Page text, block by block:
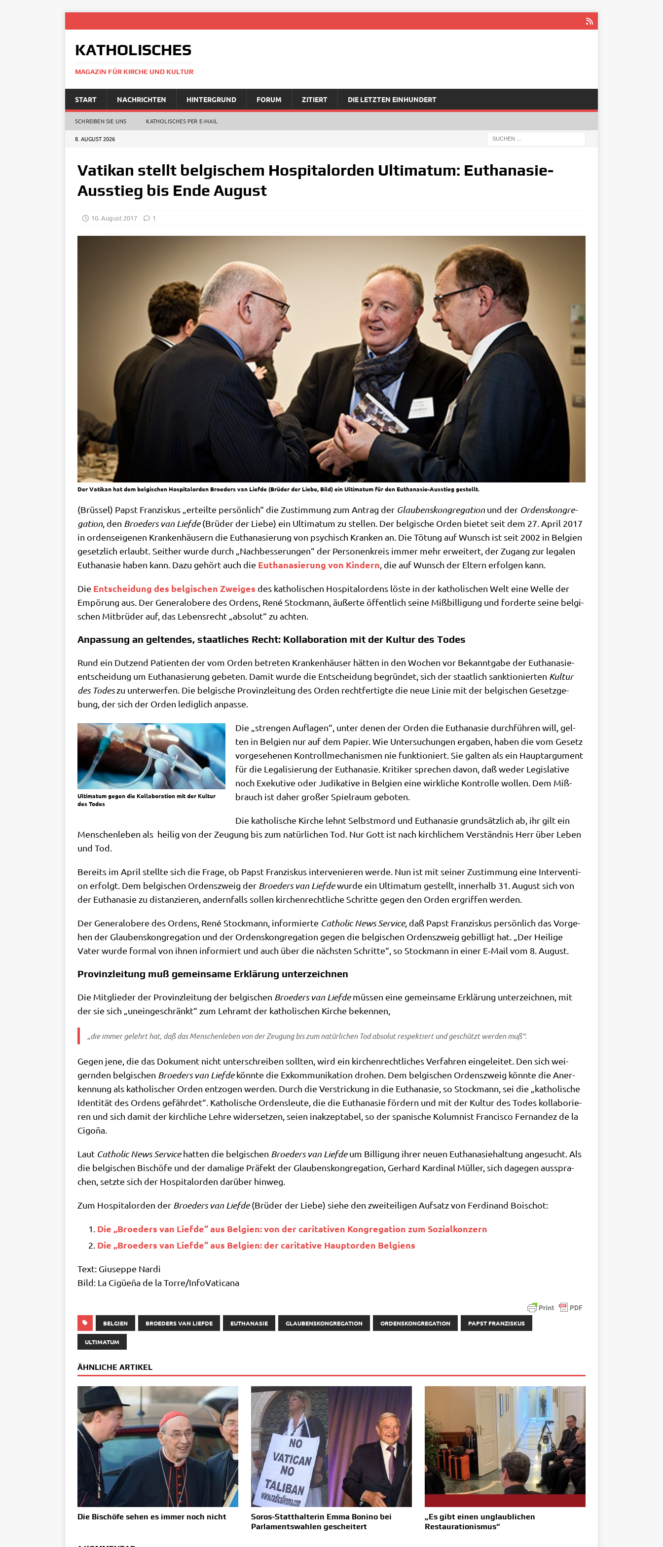
KATHOLISCHES
MAGAZIN FÜR KIRCHE UND KULTUR
START NACHRICHTEN HINTERGRUND FORUM ZITIERT DIE LETZTEN EINHUNDERT
SCHREIBEN SIE UNS KATHOLISCHES PER E‑MAIL
8. AUGUST 2026
Vatikan stellt belgischem Hospitalorden Ultimatum: Euthanasie-
Ausstieg bis Ende August
10. August 2017 1
Der Vatikan hat dem belgischen Hospitalorden Broeders van Liefde (Brüder der Liebe, Bild) ein Ultimatum für den Euthanasie-Ausstieg gestellt.
(Brüs­sel) Papst Fran­zis­kus „erteil­te per­sön­lich“ die Zustim­mung zum Antrag der Glau­bens­kon­gre­ga­ti­on und der Ordens­kon­gre­
ga­ti­on , den Broe­ders van Lief­de(Brü­der der Lie­be) ein Ulti­ma­tum zu stel­len. Der bel­gi­sche Orden bie­tet seit dem 27. April 2017
in ordens­ei­ge­nen Kran­ken­häu­sern die Eutha­na­sie­rung von psy­chisch Kran­ken an. Die Tötung auf Wunsch ist seit 2002 in Bel­gi­en
gesetz­lich erlaubt. Seit­her wur­de durch „Nach­bes­se­run­gen“ der Per­so­nen­kreis immer mehr erwei­tert, der Zugang zur lega­len
Eutha­na­sie haben kann. Dazu gehört auch die Eutha­na­sie­rung von Kin­dern , die auf Wunsch der Eltern erfol­gen kann.
Die Ent­schei­dung des bel­gi­schen Zwei­ges des katho­li­schen Hos­pi­tal­or­dens löste in der katho­li­schen Welt eine Wel­le der
Empö­rung aus. Der Gene­ral­obe­re des Ordens, René Stock­mann, äußer­te öffent­lich sei­ne Miß­bil­li­gung und for­der­te sei­ne bel­gi­
schen Mit­brü­der auf, das Lebens­recht „abso­lut“ zu achten.
Anpassung an geltendes, staatliches Recht: Kollaboration mit der Kultur des Todes
Rund ein Dut­zend Pati­en­ten der vom Orden betre­ten Kran­ken­häu­ser hät­ten in den Wochen vor Bekannt­ga­be der Eutha­na­sie­
ent­schei­dung um Eutha­na­sie­rung gebe­ten. Damit wur­de die Ent­schei­dung begrün­det, sich der staat­lich sank­tio­nier­ten Kul­tur
des Todeszu unter­wer­fen. Die bel­gi­sche Pro­vinz­lei­tung des Orden recht­fer­tig­te die neue Linie mit der bel­gi­schen Gesetz­ge­
bung, der sich der Orden ledig­lich anpasse.
Ulti­ma­tum gegen die Kol­la­bo­ra­ti­on mit der Kul­tur
des Todes
Die „stren­gen Auf­la­gen“, unter denen der Orden die Eutha­na­sie durch­füh­ren will, gel­
ten in Bel­gi­en nur auf dem Papier. Wie Unter­su­chun­gen erga­ben, haben die vom Gesetz
vor­ge­se­he­nen Kon­troll­me­cha­nis­men nie funk­tio­niert. Sie gal­ten als ein Haupt­ar­gu­ment
für die Lega­li­sie­rung der Eutha­na­sie. Kri­ti­ker spre­chen davon, daß weder Legis­la­ti­ve
noch Exe­ku­ti­ve oder Judi­ka­ti­ve in Bel­gi­en eine wirk­li­che Kon­trol­le wol­len. Dem Miß­
brauch ist daher gro­ßer Spiel­raum geboten.
Die katho­li­sche Kir­che lehnt Selbst­mord und Eutha­na­sie grund­sätz­lich ab, ihr gilt ein
Men­schen­le­ben als hei­lig von der Zeu­gung bis zum natür­li­chen Tod. Nur Gott ist nach kirch­li­chem Ver­ständ­nis Herr über Leben
und Tod.
Bereits im April stell­te sich die Fra­ge, ob Papst Fran­zis­kus inter­ve­nie­ren wer­de. Nun ist mit sei­ner Zustim­mung eine Inter­ven­ti­
on erfolgt. Dem bel­gi­schen Ordens­zweig der Broe­ders van Lief­dewur­de ein Ulti­ma­tum gestellt, inner­halb 31. August sich von
der Eutha­na­sie zu distan­zie­ren, andern­falls sol­len kir­chen­recht­li­che Schrit­te gegen den Orden ergrif­fen werden.
Der Gene­ral­obe­re des Ordens, René Stock­mann, infor­mier­te Catho­lic News Ser­vice, daß Papst Fran­zis­kus per­sön­lich das Vor­ge­
hen der Glau­bens­kon­gre­ga­ti­on und der Ordens­kon­gre­ga­ti­on gegen die bel­gi­schen Ordens­zweig gebil­ligt hat. „Der Hei­li­ge
Vater wur­de for­mal von ihnen infor­miert und auch über die näch­sten Schrit­te“, so Stock­mann in einer E‑Mail vom 8. August.
Provinzleitung muß gemeinsame Erklärung unterzeichnen
Die Mit­glie­der der Pro­vinz­lei­tung der bel­gi­schen Broe­ders van Lief­demüs­sen eine gemein­sa­me Erklä­rung unter­zeich­nen, mit
der sie sich „unein­ge­schränkt“ zum Lehr­amt der katho­li­schen Kir­che bekennen,
„die immer gelehrt hat, daß das Men­schen­le­ben von der Zeu­gung bis zum natür­li­chen Tod abso­lut respek­tiert und geschützt wer­den muß“.
Gegen jene, die das Doku­ment nicht unter­schrei­ben soll­ten, wird ein kir­chen­recht­li­ches Ver­fah­ren ein­ge­lei­tet. Den sich wei­
gern­den bel­gi­schen Broe­ders van Lief­dekönn­te die Exkom­mu­ni­ka­ti­on dro­hen. Dem bel­gi­schen Ordens­zweig könn­te die Aner­
ken­nung als katho­li­scher Orden ent­zo­gen wer­den. Durch die Ver­strickung in die Eutha­na­sie, so Stock­mann, sei die „katho­li­sche
Iden­ti­tät des Ordens gefähr­det“. Katho­li­sche Ordens­leu­te, die die Eutha­na­sie för­dern und mit der Kul­tur des Todes kol­la­bo­rie­
ren und sich damit der kirch­li­che Leh­re wider­set­zen, sei­en inak­zep­ta­bel, so der spa­ni­sche Kolum­nist Fran­cis­co Fer­nan­dez de la
Cigoña.
Laut Catho­lic News Ser­vicehat­ten die bel­gi­schen Broe­ders van Lief­deum Bil­li­gung ihrer neu­en Eutha­na­sie­hal­tung ange­sucht. Als
die bel­gi­schen Bischö­fe und der dama­li­ge Prä­fekt der Glau­bens­kon­gre­ga­ti­on, Ger­hard Kar­di­nal Mül­ler, sich dage­gen aus­spra­
chen, setz­te sich der Hos­pi­tal­or­den dar­über hinweg.
Zum Hos­pi­tal­or­den der Broe­ders van Lief­de(Brü­der der Lie­be) sie­he den zwei­tei­li­gen Auf­satz von Fer­di­nand Boischot:
Die „Broe­ders van Lief­de“ aus Bel­gi­en: von der cari­ta­ti­ven Kon­gre­ga­ti­on zum Sozialkonzern
Die „Broe­ders van Lief­de“ aus Bel­gi­en: der cari­ta­ti­ve Haupt­or­den Belgiens
Text: Giu­sep­pe Nardi
Bild: La Cigüeña de la Torre/​InfoVaticana
BELGIEN BROEDERS VAN LIEFDE EUTHANASIE GLAUBENSKONGREGATION ORDENSKONGREGATION PAPST FRANZISKUS
ULTIMATUM
ÄHNLICHE ARTIKEL
Die Bischöfe sehen es immer noch nicht
Soros-Statthalterin Emma Bonino bei
Parlamentswahlen gescheitert
„Es gibt einen unglaublichen
Restaurationismus“